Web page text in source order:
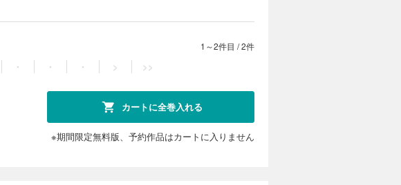
1～2件目 /2件
・ ・ ・ > >>
カートに全巻入れる
※期間限定無料版、予約作品はカートに入りません